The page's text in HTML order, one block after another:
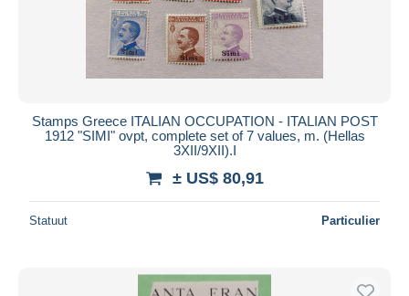
Stamps Greece ITALIAN OCCUPATION - ITALIAN POST
1912 "SIMI" ovpt, complete set of 7 values, m. (Hellas
3XII/9XII).I
± US$ 80,91
Statuut Particulier